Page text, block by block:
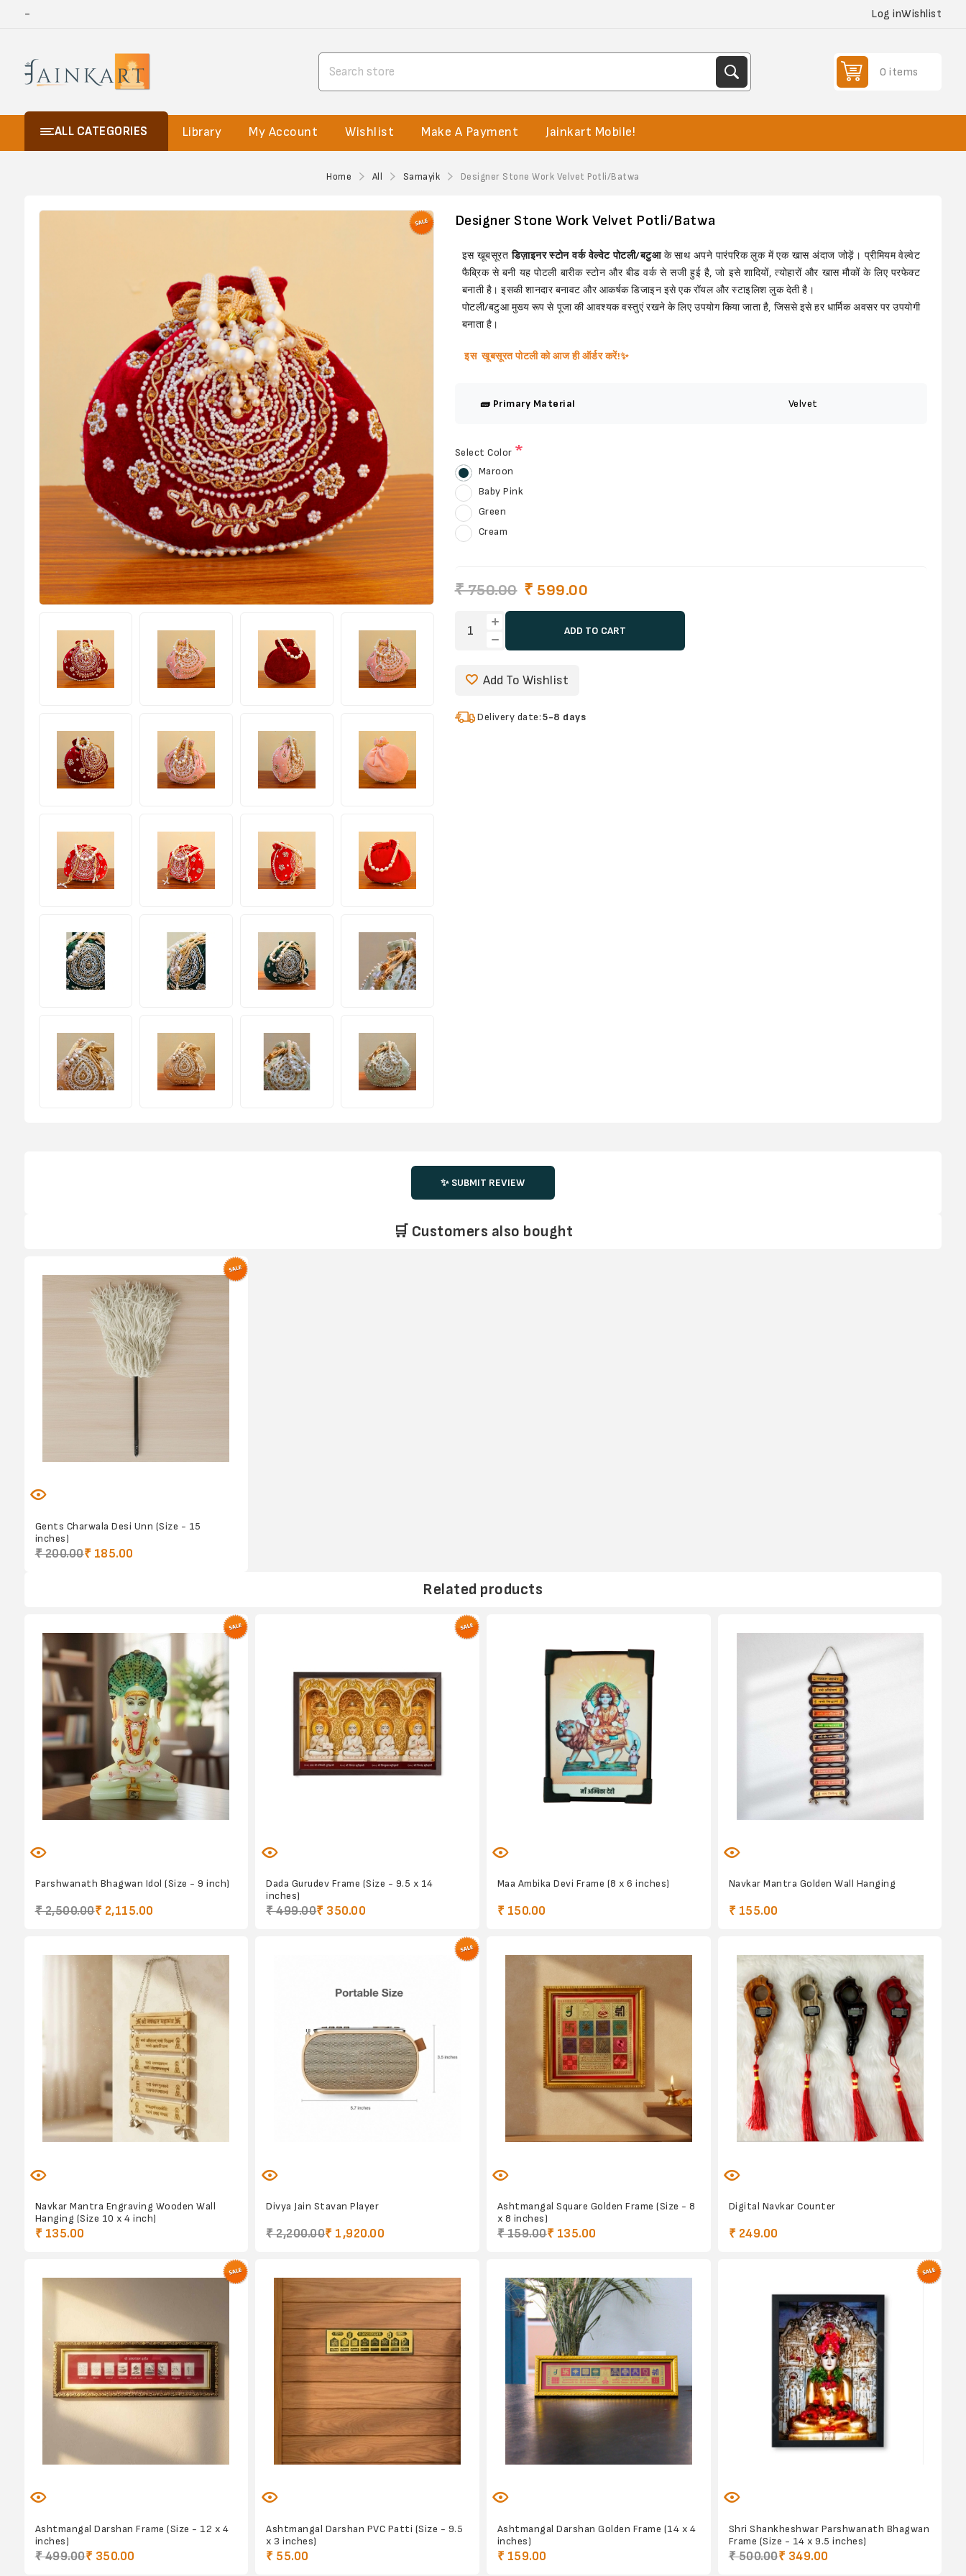
- Log inWishlist
0 items
ALL CATEGORIES Library My Account Wishlist Make A Payment Jainkart Mobile!
Home All Samayik Designer Stone Work Velvet Potli/Batwa
Designer Stone Work Velvet Potli/Batwa
इस खूबसूरतडिज़ाइनर स्टोन वर्क वेल्वेट पोटली/बटुआके साथ अपने पारंपरिक लुक में एक खास अंदाज जोड़ें। प्रीमियम वेल्वेट
फैब्रिक से बनी यह पोटली बारीक स्टोन और बीड वर्क से सजी हुई है, जो इसे शादियों, त्योहारों और खास मौकों के लिए परफेक्ट
बनाती है। इसकी शानदार बनावट और आकर्षक डिजाइन इसे एक रॉयल और स्टाइलिश लुक देती है।
पोटली/बटुआ मुख्य रूप से पूजा की आवश्यक वस्तुएं रखने के लिए उपयोग किया जाता है, जिससे इसे हर धार्मिक अवसर पर उपयोगी
बनाता है।
इस खूबसूरत पोटली को आज हीऑर्डरकरें!✨
🧱 Primary Material Velvet
Select Color *
Maroon
Baby Pink
Green
Cream
₹ 750.00 ₹ 599.00
ADD TO CART
Add To Wishlist
Delivery date:5-8 days
✨ SUBMIT REVIEW
🛒 Customers also bought
Gents Charwala Desi Unn (Size - 15
inches)
₹ 200.00₹ 185.00
Related products
Parshwanath Bhagwan Idol (Size - 9 inch)
₹ 2,500.00₹ 2,115.00
Dada Gurudev Frame (Size - 9.5 x 14
inches)
₹ 499.00₹ 350.00
Maa Ambika Devi Frame (8 x 6 inches)
₹ 150.00
Navkar Mantra Golden Wall Hanging
₹ 155.00
Navkar Mantra Engraving Wooden Wall
Hanging (Size 10 x 4 inch)
₹ 135.00
Divya Jain Stavan Player
₹ 2,200.00₹ 1,920.00
Ashtmangal Square Golden Frame (Size - 8
x 8 inches)
₹ 159.00₹ 135.00
Digital Navkar Counter
₹ 249.00
Ashtmangal Darshan Frame (Size - 12 x 4
inches)
₹ 499.00₹ 350.00
Ashtmangal Darshan PVC Patti (Size - 9.5
x 3 inches)
₹ 55.00
Ashtmangal Darshan Golden Frame (14 x 4
inches)
₹ 159.00
Shri Shankheshwar Parshwanath Bhagwan
Frame (Size - 14 x 9.5 inches)
₹ 500.00₹ 349.00